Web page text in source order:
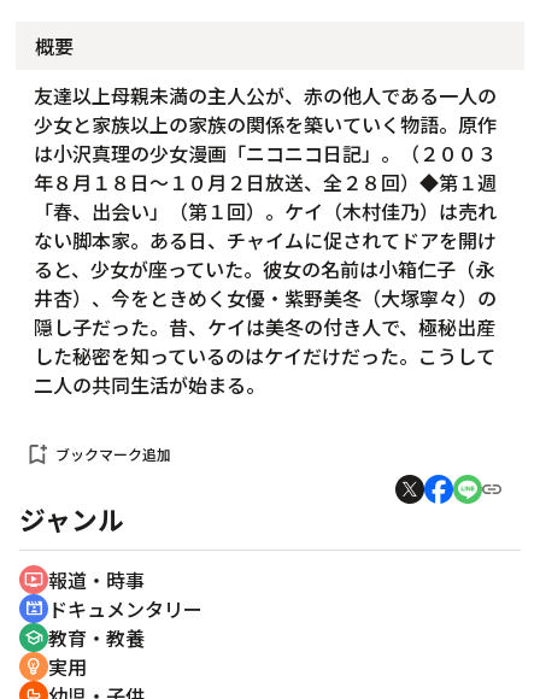
概要
友達以上母親未満の主人公が、赤の他人である一人の
少女と家族以上の家族の関係を築いていく物語。原作
は小沢真理の少女漫画「ニコニコ日記」。（２００３
年８月１８日～１０月２日放送、全２８回）◆第１週
「春、出会い」（第１回）。ケイ（木村佳乃）は売れ
ない脚本家。ある日、チャイムに促されてドアを開け
ると、少女が座っていた。彼女の名前は小箱仁子（永
井杏）、今をときめく女優・紫野美冬（大塚寧々）の
隠し子だった。昔、ケイは美冬の付き人で、極秘出産
した秘密を知っているのはケイだけだった。こうして
二人の共同生活が始まる。
bookmark_add ブックマーク追加
ジャンル
ondemand_video 報道・時事
cinematic_blur ドキュメンタリー
school 教育・教養
emoji_objects 実用